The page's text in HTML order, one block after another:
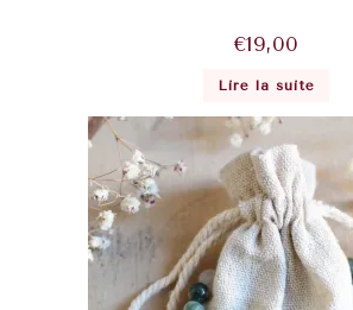
€19,00
Lire la suite